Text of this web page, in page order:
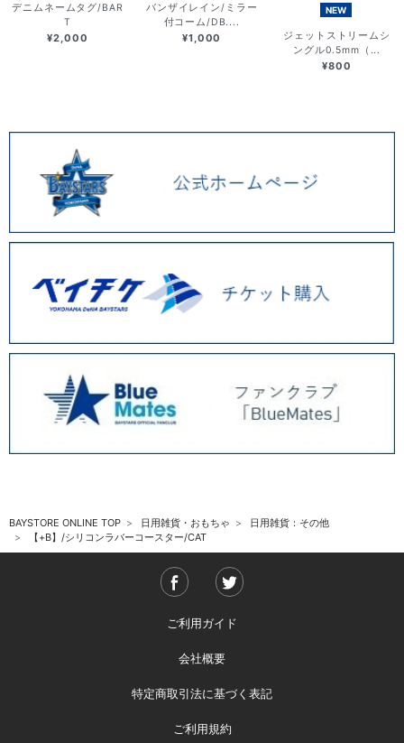
デニムネームタグ/BAR
T
¥2,000
バンザイレイン/ミラー
付コーム/DB....
¥1,000
NEW
ジェットストリームシ
ングル0.5mm（...
¥800
BAYSTORE ONLINE TOP 日用雑貨・おもちゃ
日用雑貨：その他
【+B】/シリコンラバーコースター/CAT
ご利用ガイド
会社概要
特定商取引法に基づく表記
ご利用規約